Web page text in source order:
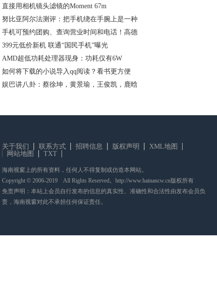
直接用相机镜头滤镜的Moment 67m
努比亚阿尔法测评：把手机绕在手腕上是一种
手机可预约团购、查询营业时间和电话！高德
399元低价新机 联通“国民手机”曝光
AMD超低功耗处理器现身：功耗仅有6W
如何将下载的小说导入qq阅读？看书更方便
娱巴讲八卦：蔡徐坤，黄景瑜，王俊凯，鹿晗
关于我们 联系方式 招聘信息 版权声明
XML地图
网站地图
TXT
海南视窗上的所有资料，任何人不得复制或仿造本网站。
Copyright © 2006-2019 All Rights Reserved。http://www.hainancw.cn版权所有
免责声明：本站上会员自行发布的信息的真实性、准确性和合法性由发布会员负
责，海南视窗对此不承担任何保证责任。